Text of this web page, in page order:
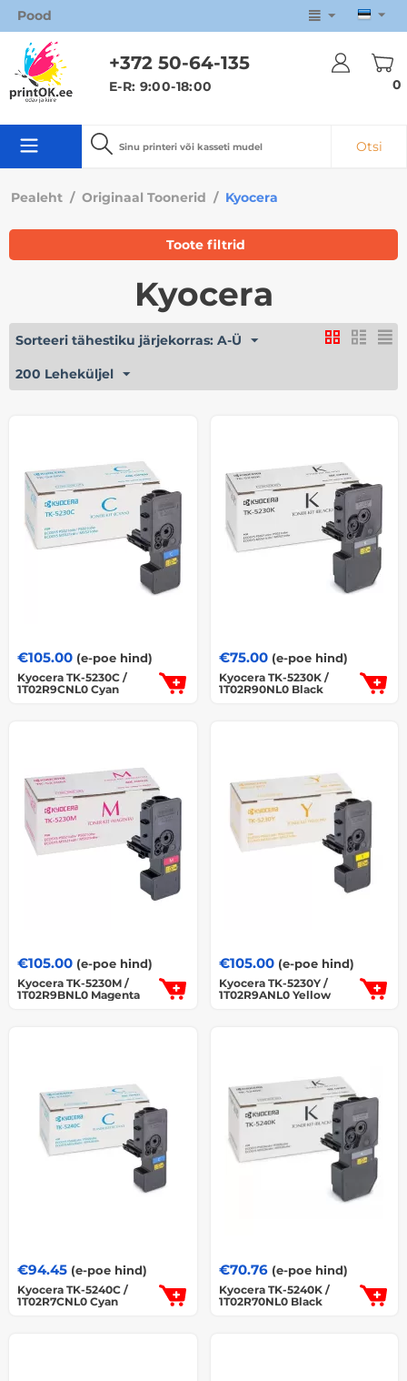
Pood
Otsi
+372 50-64-135
E-R: 9:00-18:00 0
Pealeht / Originaal Toonerid / Kyocera
Toote filtrid
Kyocera
Sorteeri tähestiku järjekorras: A-Ü
200 Leheküljel
€105.00 (e-poe hind)
Kyocera TK-5230C /
1T02R9CNL0 Cyan
€75.00 (e-poe hind)
Kyocera TK-5230K /
1T02R90NL0 Black
€105.00 (e-poe hind)
Kyocera TK-5230M /
1T02R9BNL0 Magenta
€105.00 (e-poe hind)
Kyocera TK-5230Y /
1T02R9ANL0 Yellow
€94.45 (e-poe hind)
Kyocera TK-5240C /
1T02R7CNL0 Cyan
€70.76 (e-poe hind)
Kyocera TK-5240K /
1T02R70NL0 Black